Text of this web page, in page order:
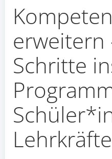
erweitern
Schritte
Lehrkräfte